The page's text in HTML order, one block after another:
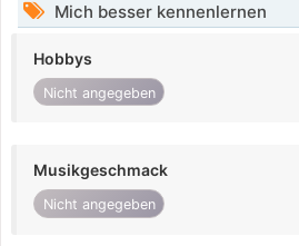
Mich besser kennenlernen
Hobbys
Nicht angegeben
Musikgeschmack
Nicht angegeben